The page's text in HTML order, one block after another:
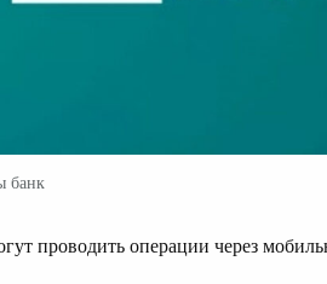
банк
проводить операции через